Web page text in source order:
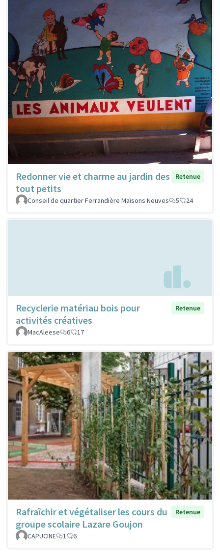
Redonner vie et charme au jardin des
tout petits
Retenue
Conseil de quartier Ferrandière Maisons Neuves 5 24
Recyclerie matériau bois pour
activités créatives
Retenue
MacAleese 6 17
Rafraîchir et végétaliser les cours du
groupe scolaire Lazare Goujon
Retenue
CAPUCINE 1 6